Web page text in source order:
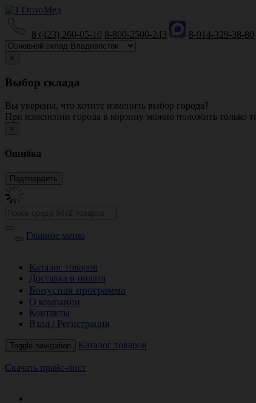
8 (423) 260-05-10 8-800-2500-243 8-914-329-38-80
×
Выбор склада
Вы уверены, что хотите изменить выбор города?
При изменении города в корзину можно положить только
×
Ошибка
Главное меню
Каталог товаров
Доставка и оплата
Бонусная программа
О компании
Контакты
Вход / Регистрация
Toggle navigation Каталог товаров
Скачать прайс-лист